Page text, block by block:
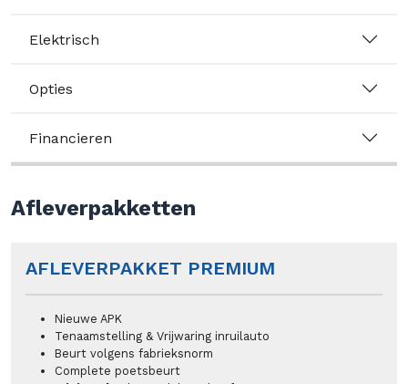
Elektrisch
Opties
Financieren
Afleverpakketten
AFLEVERPAKKET PREMIUM
Nieuwe APK
Tenaamstelling & Vrijwaring inruilauto
Beurt volgens fabrieksnorm
Complete poetsbeurt